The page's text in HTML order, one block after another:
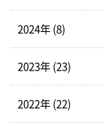
2024年 (8)
2023年 (23)
2022年 (22)